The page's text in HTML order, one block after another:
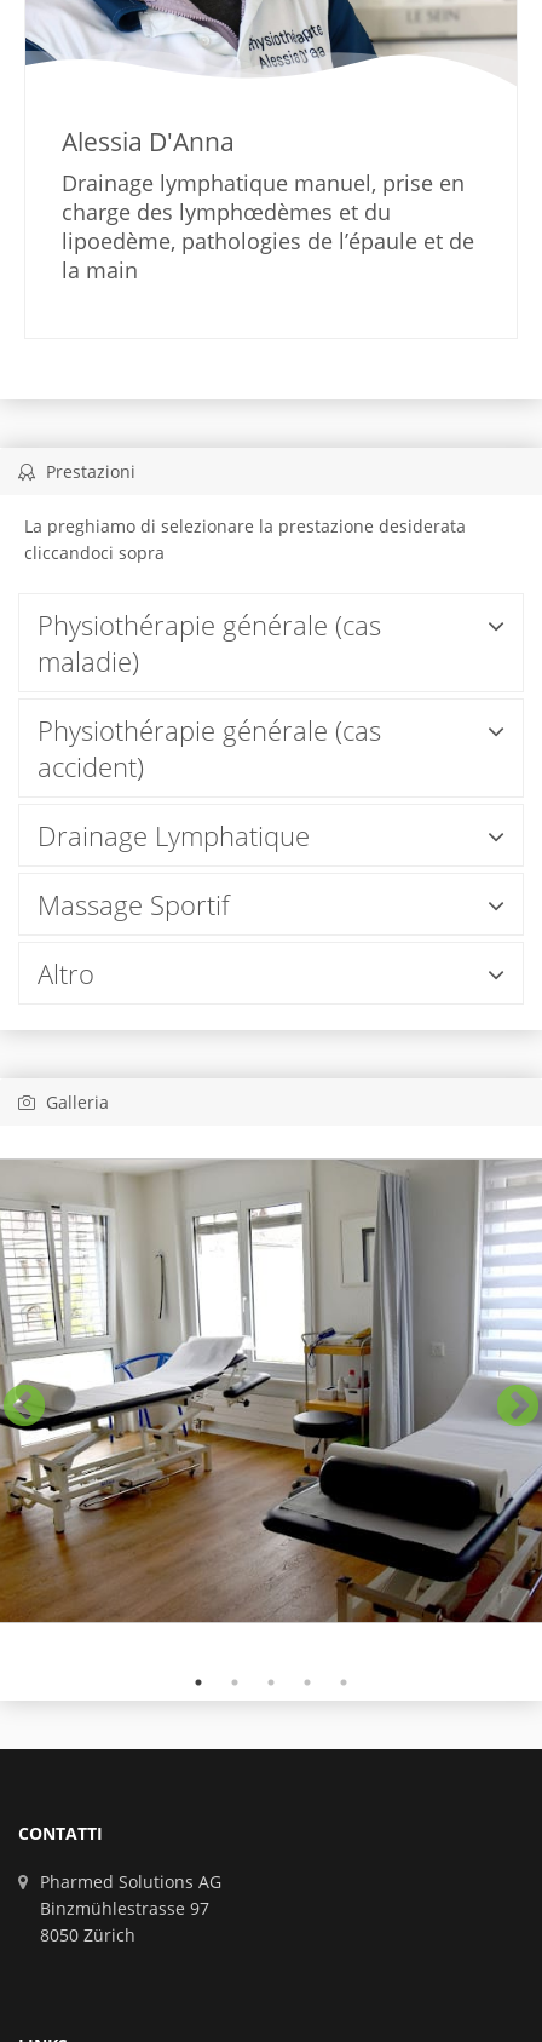
Alessia D'Anna
Drainage lymphatique manuel, prise en
charge des lymphœdèmes et du
lipoedème, pathologies de l’épaule et de
la main
Prestazioni
La preghiamo di selezionare la prestazione desiderata
cliccandoci sopra
Physiothérapie générale (cas
maladie)
Physiothérapie générale (cas
accident)
Drainage Lymphatique
Massage Sportif
Altro
Galleria
CONTATTI
Pharmed Solutions AG
Binzmühlestrasse 97
8050 Zürich